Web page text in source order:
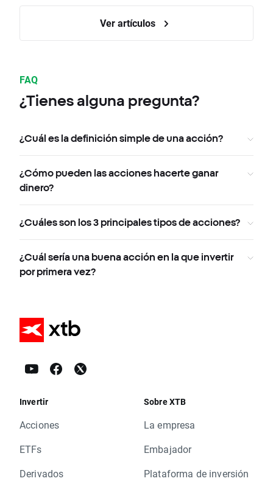
Ver artículos
FAQ
¿Tienes alguna pregunta?
¿Cuál es la definición simple de una acción?
¿Cómo pueden las acciones hacerte ganar
dinero?
¿Cuáles son los 3 principales tipos de acciones?
¿Cuál sería una buena acción en la que invertir
por primera vez?
Invertir
Acciones
ETFs
Derivados
Sobre XTB
La empresa
Embajador
Plataforma de inversión